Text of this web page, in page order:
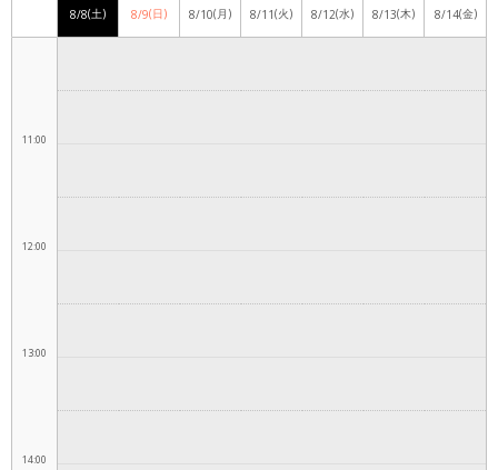
8/8(土) 8/9(日) 8/10(月) 8/11(火) 8/12(水) 8/13(木) 8/14(金)
11:00
12:00
13:00
14:00